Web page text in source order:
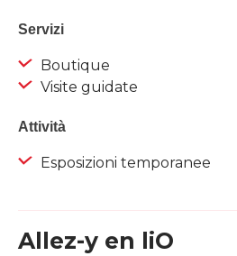
Servizi
Boutique
Visite guidate
Attività
Esposizioni temporanee
Allez-y en liO